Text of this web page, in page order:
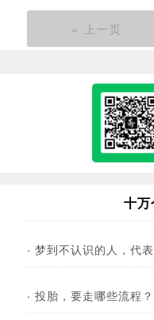
« 上一页
十
· 梦到不认识的人，代
· 投胎，要走哪些流程？